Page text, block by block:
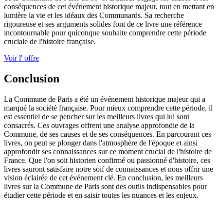
conséquences de cet événement historique majeur, tout en mettant en
lumière la vie et les idéaux des Communards. Sa recherche
rigoureuse et ses arguments solides font de ce livre une référence
incontournable pour quiconque souhaite comprendre cette période
cruciale de l'histoire française.
Voir l' offre
Conclusion
La Commune de Paris a été un événement historique majeur qui a
marqué la société française. Pour mieux comprendre cette période, il
est essentiel de se pencher sur les meilleurs livres qui lui sont
consacrés. Ces ouvrages offrent une analyse approfondie de la
Commune, de ses causes et de ses conséquences. En parcourant ces
livres, on peut se plonger dans l'atmosphère de l'époque et ainsi
approfondir ses connaissances sur ce moment crucial de l'histoire de
France. Que l'on soit historien confirmé ou passionné d'histoire, ces
livres sauront satisfaire notre soif de connaissances et nous offrir une
vision éclairée de cet événement clé. En conclusion, les meilleurs
livres sur la Commune de Paris sont des outils indispensables pour
étudier cette période et en saisir toutes les nuances et les enjeux.